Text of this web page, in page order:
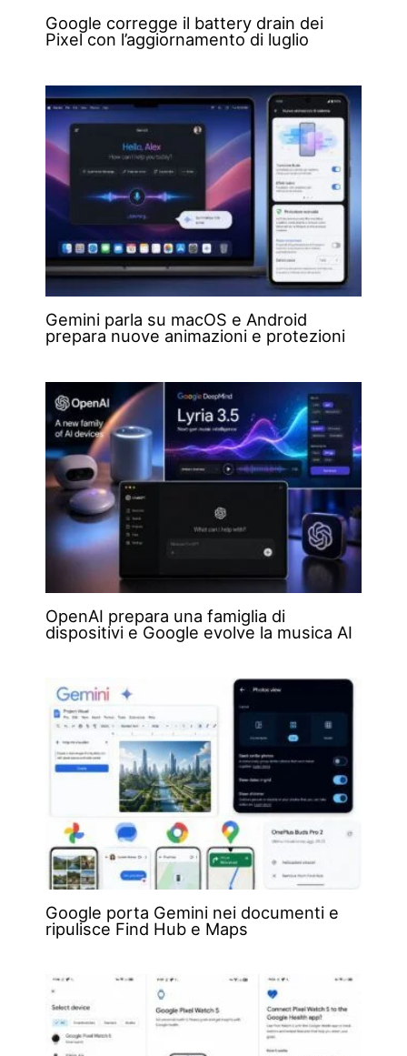
Google corregge il battery drain dei
Pixel con l’aggiornamento di luglio
Gemini parla su macOS e Android
prepara nuove animazioni e protezioni
OpenAI prepara una famiglia di
dispositivi e Google evolve la musica AI
Google porta Gemini nei documenti e
ripulisce Find Hub e Maps